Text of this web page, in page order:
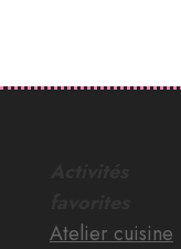
Atelier cuisine